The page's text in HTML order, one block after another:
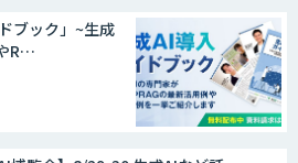
ブック」~生成
R…